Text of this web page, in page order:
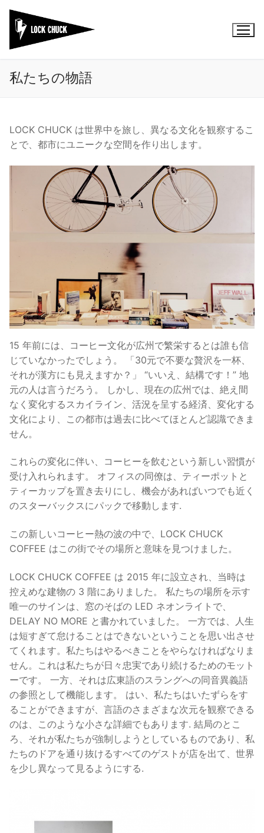
私たちの物語
LOCK CHUCK は世界中を旅し、異なる文化を観察するこ
とで、都市にユニークな空間を作り出します。
15 年前には、コーヒー文化が広州で繁栄するとは誰も信
じていなかったでしょう。 「30元で不要な贅沢を一杯、
それが漢方にも見えますか？」 “いいえ、結構です！” 地
元の人は言うだろう。 しかし、現在の広州では、絶え間
なく変化するスカイライン、活況を呈する経済、変化する
文化により、この都市は過去に比べてほとんど認識できま
せん。
これらの変化に伴い、コーヒーを飲むという新しい習慣が
受け入れられます。 オフィスの同僚は、ティーポットと
ティーカップを置き去りにし、機会があればいつでも近く
のスターバックスにパックで移動します.
この新しいコーヒー熱の波の中で、LOCK CHUCK
COFFEE はこの街でその場所と意味を見つけました。
LOCK CHUCK COFFEE は 2015 年に設立され、当時は
控えめな建物の 3 階にありました。 私たちの場所を示す
唯一のサインは、窓のそばの LED ネオンライトで、
DELAY NO MORE と書かれていました。 一方では、人生
は短すぎて怠けることはできないということを思い出させ
てくれます。私たちはやるべきことをやらなければなりま
せん。これは私たちが日々忠実であり続けるためのモット
ーです。 一方、それは広東語のスラングへの同音異義語
の参照として機能します。 はい、私たちはいたずらをす
ることができますが、言語のさまざまな次元を観察できる
のは、このような小さな詳細でもあります. 結局のとこ
ろ、それが私たちが強制しようとしているものであり、私
たちのドアを通り抜けるすべてのゲストが店を出て、世界
を少し異なって見るようにする.